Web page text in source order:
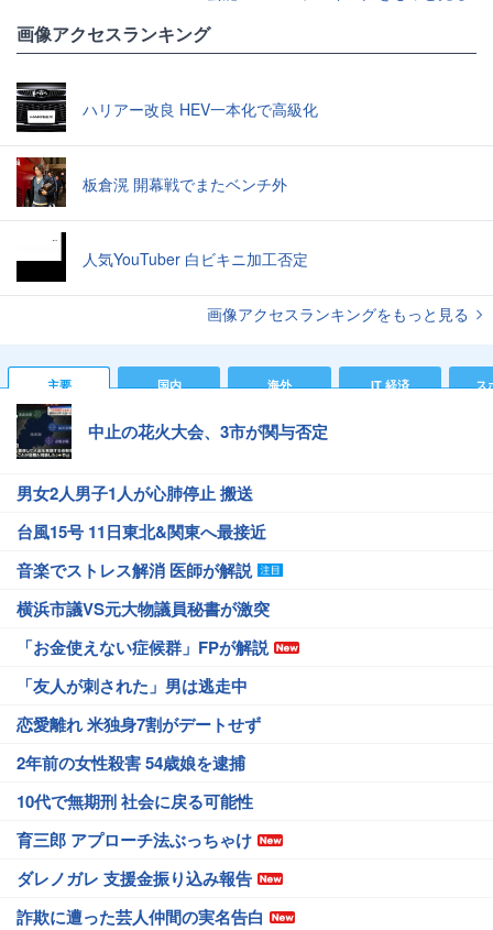
画像アクセスランキング
ハリアー改良 HEV一本化で高級化
板倉滉 開幕戦でまたベンチ外
人気YouTuber 白ビキニ加工否定
画像アクセスランキングをもっと見る
主要 国内 海外 IT 経済 ス
中止の花火大会、3市が関与否定
男女2人男子1人が心肺停止 搬送
台風15号 11日東北&関東へ最接近
音楽でストレス解消 医師が解説
横浜市議VS元大物議員秘書が激突
「お金使えない症候群」FPが解説
「友人が刺された」男は逃走中
恋愛離れ 米独身7割がデートせず
2年前の女性殺害 54歳娘を逮捕
10代で無期刑 社会に戻る可能性
育三郎 アプローチ法ぶっちゃけ
ダレノガレ 支援金振り込み報告
詐欺に遭った芸人仲間の実名告白